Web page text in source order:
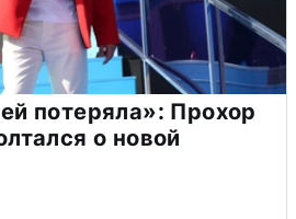
потеряла»: Прохор
о новой